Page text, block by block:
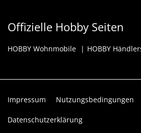
Offizielle Hobby Seiten
HOBBY Wohnmobile HOBBY
Impressum Nutzungsbedingungen
Datenschutzerklärung